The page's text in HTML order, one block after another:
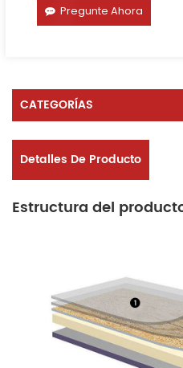
Pregunte Ahora
CATEGORÍAS
Detalles De Producto
Estructura del